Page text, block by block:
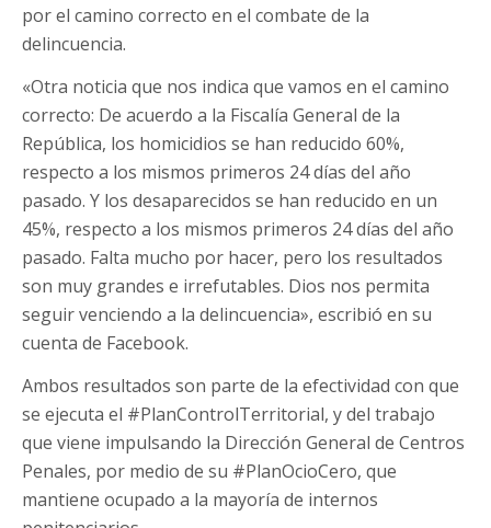
por el camino correcto en el combate de la
delincuencia.
«Otra noticia que nos indica que vamos en el camino
correcto: De acuerdo a la Fiscalía General de la
República, los homicidios se han reducido 60%,
respecto a los mismos primeros 24 días del año
pasado. Y los desaparecidos se han reducido en un
45%, respecto a los mismos primeros 24 días del año
pasado. Falta mucho por hacer, pero los resultados
son muy grandes e irrefutables. Dios nos permita
seguir venciendo a la delincuencia», escribió en su
cuenta de Facebook.
Ambos resultados son parte de la efectividad con que
se ejecuta el #PlanControlTerritorial, y del trabajo
que viene impulsando la Dirección General de Centros
Penales, por medio de su #PlanOcioCero, que
mantiene ocupado a la mayoría de internos